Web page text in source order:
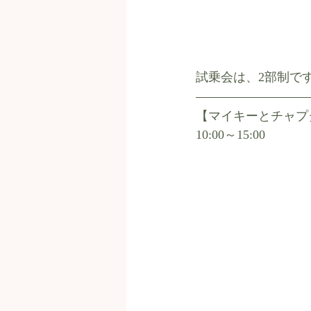
試乗会は、2部制です
【マイキーとチャ
10:00～15:00